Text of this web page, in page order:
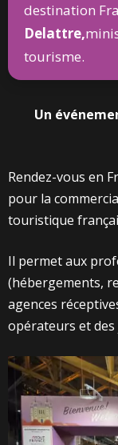
destination
Delattre,
tourisme.
Un
Rendez-vous en
pour la
touristique
Il permet aux
(hébergements,
agences
opérateurs et